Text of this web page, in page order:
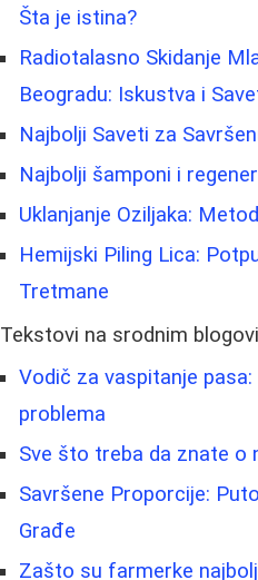
Šta je istina?
Radiotalasno Skidanje
Beogradu: Iskustva i
Najbolji Saveti za
Najbolji šamponi i
Uklanjanje Oziljaka:
Hemijski Piling Lica:
Tretmane
Tekstovi na srodnim
Vodič za vaspitanje
problema
Sve što treba da znate o
Savršene Proporcije:
Građe
Zašto su farmerke